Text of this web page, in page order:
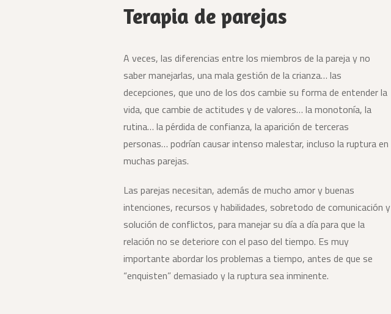
Terapia de parejas
A veces, las diferencias entre los miembros de la pareja y no
saber manejarlas, una mala gestión de la crianza… las
decepciones, que uno de los dos cambie su forma de entender la
vida, que cambie de actitudes y de valores… la monotonía, la
rutina… la pérdida de confianza, la aparición de terceras
personas… podrían causar intenso malestar, incluso la ruptura en
muchas parejas.
Las parejas necesitan, además de mucho amor y buenas
intenciones, recursos y habilidades, sobretodo de comunicación y
solución de conflictos, para manejar su día a día para que la
relación no se deteriore con el paso del tiempo. Es muy
importante abordar los problemas a tiempo, antes de que se
“enquisten” demasiado y la ruptura sea inminente.